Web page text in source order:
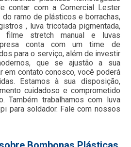
contar com a Comercial Lester
ramo de plásticos e borrachas,
, luva tricotada pigmentada,
filme stretch manual e luvas
conta com um time de
para o serviço, além de investir
que se ajustão a sua
em contato conosco, você poderá
Estamos à sua disposição,
cuidadoso e comprometido
Também trabalhamos com luva
para soldador. Fale com nossos